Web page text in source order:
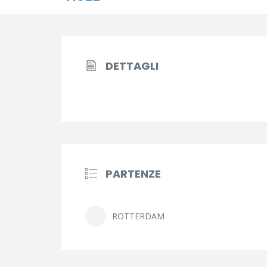
DETTAGLI
PARTENZE
ROTTERDAM